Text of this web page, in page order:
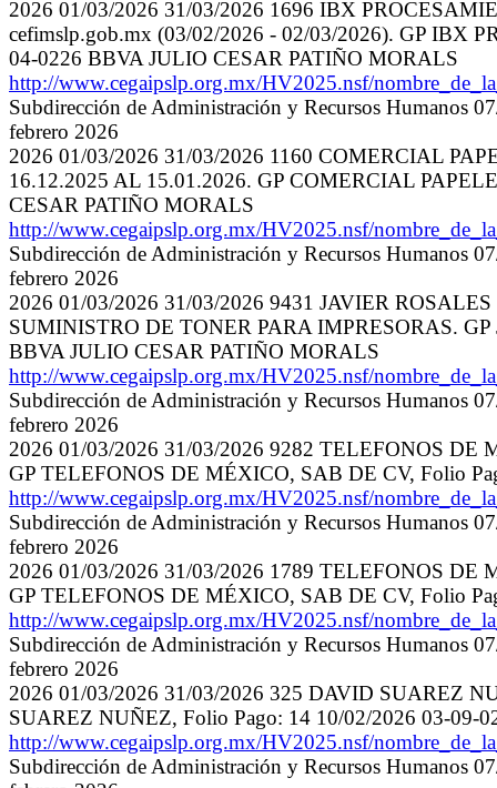
2026 01/03/2026 31/03/2026 1696 IBX
cefimslp.gob.mx (03/02/2026 - 02/03/2026). GP IBX
04-0226 BBVA JULIO CESAR PATIÑO MORALS
http://www.cegaipslp.org.mx/HV2025.nsf/
Subdirección de Administración y Recursos Humanos
febrero 2026
2026 01/03/2026 31/03/2026 1160 COMERCIAL
16.12.2025 AL 15.01.2026. GP COMERCIAL
CESAR PATIÑO MORALS
http://www.cegaipslp.org.mx/HV2025.nsf/
Subdirección de Administración y Recursos Humanos
febrero 2026
2026 01/03/2026 31/03/2026 9431 JAVIER
SUMINISTRO DE TONER PARA IMPRESORAS.
BBVA JULIO CESAR PATIÑO MORALS
http://www.cegaipslp.org.mx/HV2025.nsf/
Subdirección de Administración y Recursos Humanos
febrero 2026
2026 01/03/2026 31/03/2026 9282 TELEFONOS
GP TELEFONOS DE MÉXICO, SAB DE CV, Folio
http://www.cegaipslp.org.mx/HV2025.nsf/
Subdirección de Administración y Recursos Humanos
febrero 2026
2026 01/03/2026 31/03/2026 1789 TELEFONOS
GP TELEFONOS DE MÉXICO, SAB DE CV, Folio
http://www.cegaipslp.org.mx/HV2025.nsf/
Subdirección de Administración y Recursos Humanos
febrero 2026
2026 01/03/2026 31/03/2026 325 DAVID SUAREZ
SUAREZ NUÑEZ, Folio Pago: 14 10/02/2026 03-09-
http://www.cegaipslp.org.mx/HV2025.nsf/
Subdirección de Administración y Recursos Humanos